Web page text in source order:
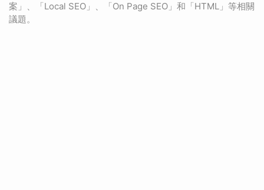
案」、「Local SEO」、「On Page SEO」和「HTML」等相關
議題。